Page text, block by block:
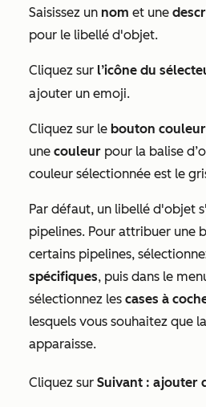
Saisissez un nom et une
pour le libellé d'objet.
Cliquez sur l’icône du
ajouter un emoji.
Cliquez sur le bouton couleur
une couleur pour la balise
couleur sélectionnée est le
Par défaut, un libellé d'objet
pipelines. Pour attribuer une
certains pipelines,
spécifiques, puis dans le
sélectionnez les cases à
lesquels vous souhaitez que
apparaisse.
Cliquez sur Suivant : ajouter